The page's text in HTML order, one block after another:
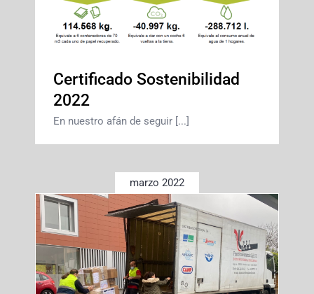
Certificado Sostenibilidad
2022
En nuestro afán de seguir [...]
marzo 2022